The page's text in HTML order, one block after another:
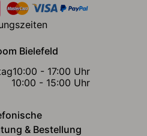
Bielefeld
10:00 - 17:00 Uhr
10:00 - 15:00 Uhr
& Bestellung